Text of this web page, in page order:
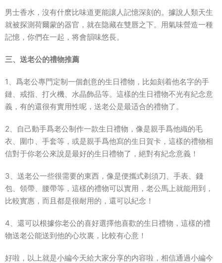
男士香水，沒有什麽比味道更能讓人記憶深刻的。據說人類天生
就被探測荷爾蒙的器官，就在隐藏在雙唇之下。用氣味營造一種
記憶，你們在一起，将會韻味悠長。
三、送老公的禮物推薦
1、爲老公專門定制一個創意的生日禮物，比如刻着他名字的手
鏈、戒指、打火機、水晶飾品等。這樣的生日禮物不光有紀念意
義，有的還很有實用性呢，送老公是最适合的禮物了。
2、自己動手爲老公制作一款生日禮物，像是親手爲他織的毛
衣、圍巾、手套等，或是親手爲他寫的生日賀卡，這樣的禮物相
信對于你老公來說是最好的生日禮物了，絕對有紀念意義！
3、送老公一些很需要的東西，像是便攜式剃須刀、手表、錢
包、領帶、腰帶等，這樣的禮物可以實用，老公馬上就能用到，
比較實惠，而且都是很耐用的，還可以紀念！
4、還可以根據你老公的喜好選擇他喜歡的生日禮物，這樣的禮
物送老公能送到他的心坎裏，比較有心意！
好啦，以上就是小編今天給大家分享的内容啦，相信通過小編今